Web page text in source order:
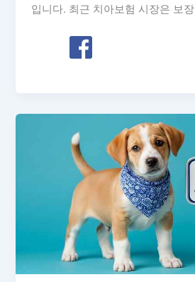
입니다. 최근 치아보험 시장은 보장